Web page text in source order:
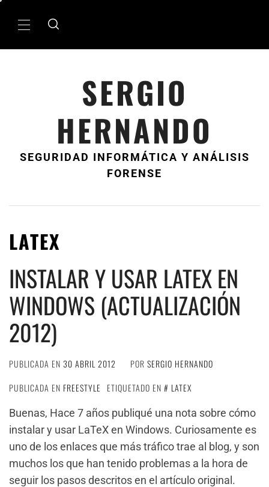
MenÃº
SERGIO
HERNANDO
SEGURIDAD INFORMÁTICA Y ANÁLISIS
FORENSE
LATEX
INSTALAR Y USAR LATEX EN
WINDOWS (ACTUALIZACIÓN
2012)
PUBLICADA EN 30 ABRIL 2012 POR SERGIO HERNANDO
PUBLICADA EN FREESTYLE ETIQUETADO EN
LATEX
Buenas, Hace 7 años publiqué una nota sobre cómo
instalar y usar LaTeX en Windows. Curiosamente es
uno de los enlaces que más tráfico trae al blog, y son
muchos los que han tenido problemas a la hora de
seguir los pasos descritos en el artículo original.